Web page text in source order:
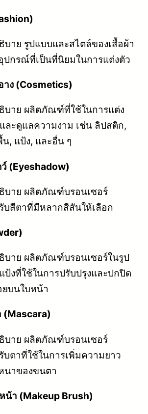
บาย รูปแบบและสไตล์ของเสื้อผ้า
ปกรณ์ที่เป็นที่นิยมในการแต่งตัว
าง (Cosmetics)
บาย ผลิตภัณฑ์ที่ใช้ในการแต่ง
ละดูแลความงาม เช่น ลิปสติก,
น, แป้ง, และอื่น ๆ
(Eyeshadow)
บาย ผลิตภัณฑ์บรอนเซอร์
บสีตาที่มีหลากสีสันให้เลือก
บาย ผลิตภัณฑ์บรอนเซอร์ในรูป
ป้งที่ใช้ในการปรับปรุงและปกปิด
ยบนใบหน้า
(Mascara)
บาย ผลิตภัณฑ์บรอนเซอร์
บตาที่ใช้ในการเพิ่มความยาว
นาของขนตา
น้า (Makeup Brush)